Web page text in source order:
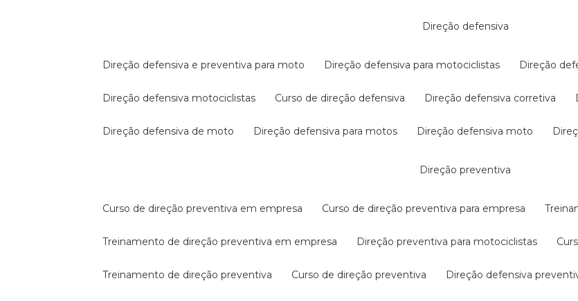
direção defensiva
direção defensiva e preventiva para moto direção defensiva para motociclistas direção
direção defensiva motociclistas curso de direção defensiva direção defensiva corretiva
direção defensiva de moto direção defensiva para motos direção defensiva moto
direção preventiva
curso de direção preventiva em empresa curso de direção preventiva para empresa
treinamento de direção preventiva em empresa direção preventiva para motociclistas
treinamento de direção preventiva curso de direção preventiva direção defensiva